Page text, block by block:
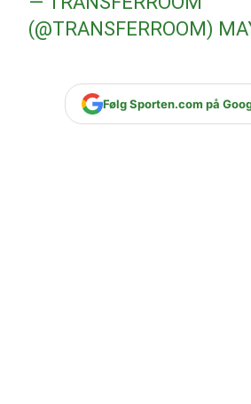
(@TRANSFERROOM)
Følg Sporten.com på